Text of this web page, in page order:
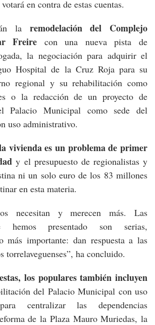
en contra de estas cuentas.
la remodelación del Complejo
Freire con una nueva pista de
la negociación para adquirir el
Hospital de la Cruz Roja para su
regional y su rehabilitación como
o la redacción de un proyecto de
Palacio Municipal como sede del
uso administrativo.
vivienda es un problema de primer
y el presupuesto de regionalistas y
ni un solo euro de los 83 millones
en esta materia.
necesitan y merecen más. Las
hemos presentado son serias,
más importante: dan respuesta a las
torrelaveguenses”, ha concluido.
los populares también incluyen
del Palacio Municipal con uso
centralizar las dependencias
de la Plaza Mauro Muriedas, la